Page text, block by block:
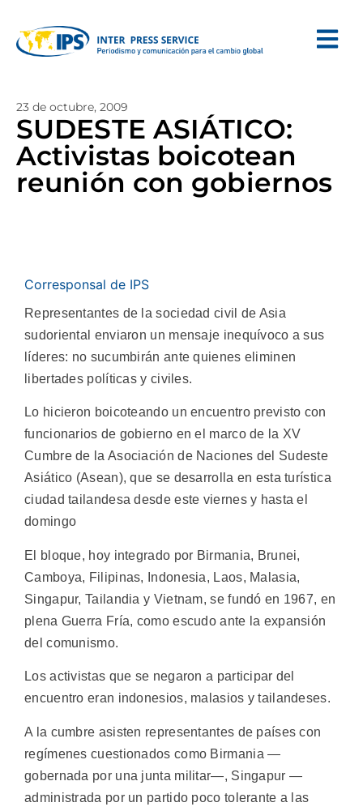
23 de octubre, 2009
SUDESTE ASIÁTICO:
Activistas boicotean
reunión con gobiernos
Corresponsal de IPS
Representantes de la sociedad civil de Asia
sudoriental enviaron un mensaje inequívoco a sus
líderes: no sucumbirán ante quienes eliminen
libertades políticas y civiles.
Lo hicieron boicoteando un encuentro previsto con
funcionarios de gobierno en el marco de la XV
Cumbre de la Asociación de Naciones del Sudeste
Asiático (Asean), que se desarrolla en esta turística
ciudad tailandesa desde este viernes y hasta el
domingo
El bloque, hoy integrado por Birmania, Brunei,
Camboya, Filipinas, Indonesia, Laos, Malasia,
Singapur, Tailandia y Vietnam, se fundó en 1967, en
plena Guerra Fría, como escudo ante la expansión
del comunismo.
Los activistas que se negaron a participar del
encuentro eran indonesios, malasios y tailandeses.
A la cumbre asisten representantes de países con
regímenes cuestionados como Birmania —
gobernada por una junta militar—, Singapur —
administrada por un partido poco tolerante a las